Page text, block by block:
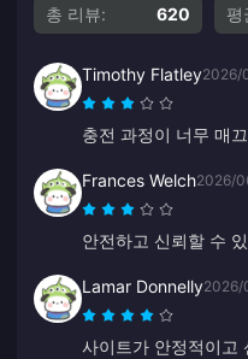
총 리뷰: 620 평
Timothy Flatley2026/
충전 과정이 너무 매
Frances Welch2026/
안전하고 신뢰할 수
Lamar Donnelly2026/
사이트가 안정적이고